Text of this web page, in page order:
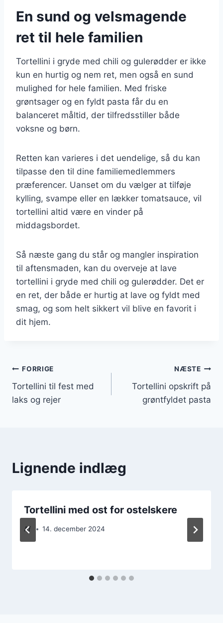
En sund og velsmagende
ret til hele familien
Tortellini i gryde med chili og gulerødder er ikke
kun en hurtig og nem ret, men også en sund
mulighed for hele familien. Med friske
grøntsager og en fyldt pasta får du en
balanceret måltid, der tilfredsstiller både
voksne og børn.
Retten kan varieres i det uendelige, så du kan
tilpasse den til dine familiemedlemmers
præferencer. Uanset om du vælger at tilføje
kylling, svampe eller en lækker tomatsauce, vil
tortellini altid være en vinder på
middagsbordet.
Så næste gang du står og mangler inspiration
til aftensmaden, kan du overveje at lave
tortellini i gryde med chili og gulerødder. Det er
en ret, der både er hurtig at lave og fyldt med
smag, og som helt sikkert vil blive en favorit i
dit hjem.
Indlægsnavigation
FORRIGE
Tortellini til fest med
laks og rejer
NÆSTE
Tortellini opskrift på
grøntfyldet pasta
Lignende indlæg
Tortellini med ost for ostelskere
Af 14. december 2024